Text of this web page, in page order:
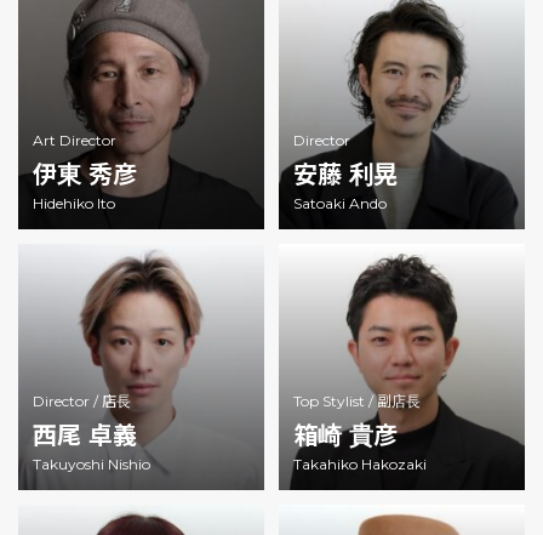
Art Director
伊東 秀彦
Hidehiko Ito
Director
安藤 利晃
Satoaki Ando
Director / 店長
西尾 卓義
Takuyoshi Nishio
Top Stylist /副店長
箱崎 貴彦
Takahiko Hakozaki